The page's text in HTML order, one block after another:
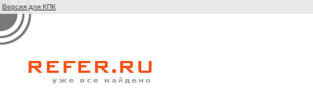
Версия для КПК